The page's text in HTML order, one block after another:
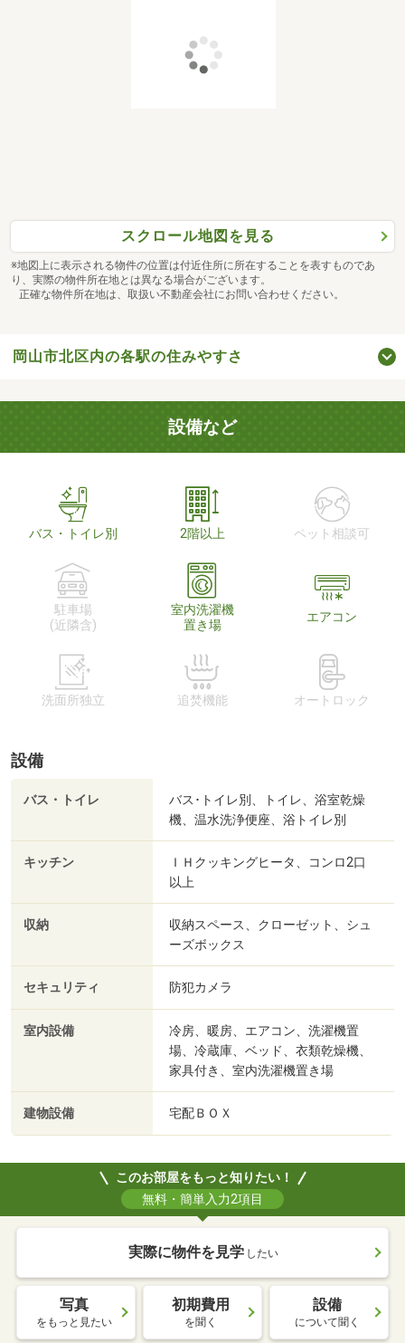
スクロール地図を見る
※地図上に表示される物件の位置は付近住所に所在することを表すものであ
り、実際の物件所在地とは異なる場合がございます。
正確な物件所在地は、取扱い不動産会社にお問い合わせください。
岡山市北区内の各駅の住みやすさ
設備など
バス・トイレ別 2階以上 ペット相談可
駐車場
(近隣含)
室内洗濯機
置き場
エアコン
洗面所独立 追焚機能 オートロック
設備
バス・トイレ
バス･トイレ別、トイレ、浴室乾燥
機、温水洗浄便座、浴トイレ別
キッチン
ＩＨクッキングヒータ、コンロ2口
以上
収納
収納スペース、クローゼット、シュ
ーズボックス
セキュリティ 防犯カメラ
室内設備
冷房、暖房、エアコン、洗濯機置
場、冷蔵庫、ベッド、衣類乾燥機、
家具付き、室内洗濯機置き場
建物設備 宅配ＢＯＸ
このお部屋をもっと知りたい！
無料・簡単入力2項目
実際に物件を見学 したい
写真
をもっと見たい
初期費用
を聞く
設備
について聞く